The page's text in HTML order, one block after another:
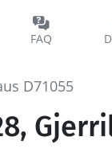
FAQ
D71055